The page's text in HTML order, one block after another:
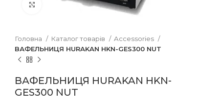
Клацніть, щоб збільшити
Головна Каталог товарів
Accessories
ВАФЕЛЬНИЦЯ HURAKAN HKN-GES300 NUT
ВАФЕЛЬНИЦЯ HURAKAN HKN-
GES300 NUT